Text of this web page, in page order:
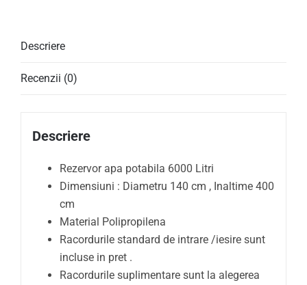
Descriere
Recenzii (0)
Descriere
Rezervor apa potabila 6000 Litri
Dimensiuni : Diametru 140 cm , Inaltime 400
cm
Material Polipropilena
Racordurile standard de intrare /iesire sunt
incluse in pret .
Racordurile suplimentare sunt la alegerea